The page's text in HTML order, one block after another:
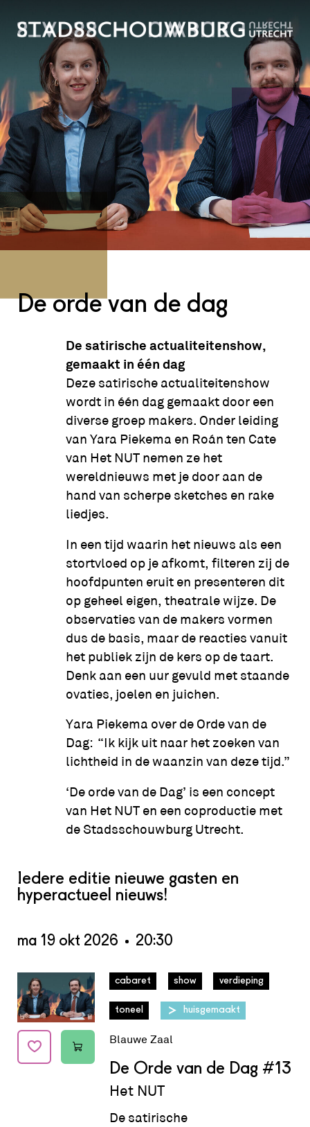
De orde van de dag
De satirische actualiteitenshow,
gemaakt in één dag
Deze satirische actualiteitenshow
wordt in één dag gemaakt door een
diverse groep makers. Onder leiding
van Yara Piekema en Roán ten Cate
van Het NUT nemen ze het
wereldnieuws met je door aan de
hand van scherpe sketches en rake
liedjes.
In een tijd waarin het nieuws als een
stortvloed op je afkomt, filteren zij de
hoofdpunten eruit en presenteren dit
op geheel eigen, theatrale wijze. De
observaties van de makers vormen
dus de basis, maar de reacties vanuit
het publiek zijn de kers op de taart.
Denk aan een uur gevuld met staande
ovaties, joelen en juichen.
Yara Piekema over de Orde van de
Dag: “Ik kijk uit naar het zoeken van
lichtheid in de waanzin van deze tijd.”
‘De orde van de Dag’ is een concept
van Het NUT en een coproductie met
de Stadsschouwburg Utrecht.
Iedere editie nieuwe gasten en
hyperactueel nieuws!
De Orde van de Dag #13
Het NUT
De satirische
Datum: ma 19 okt 2026 - 20:30
cabaret show verdieping
toneel huisgemaakt
Blauwe Zaal
ma 19 okt 2026 20:30